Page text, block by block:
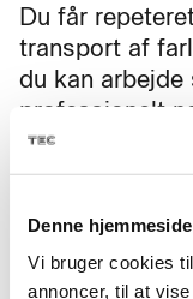
Denne
Vi bruger cookies
annoncer, til at
Du får
transport af
du kan
professionelt
Fag til